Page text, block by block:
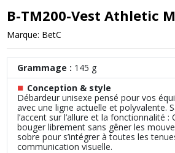
B-TM200-Vest Athletic
Marque: BetC
Grammage : 145 g
■ Conception & style
Débardeur unisexe pensé pour vos
avec une ligne actuelle et polyvalente.
l’accent sur l’allure et la fonctionnalité
bouger librement sans gêner les
sobre pour s’intégrer à toutes les
communication visuelle.